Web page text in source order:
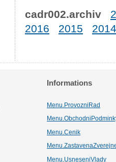
cadr002.archiv
2016
2015 2014
Informations
Menu.ProvozniRad
Menu.Cenik
Menu.UsneseniVlady